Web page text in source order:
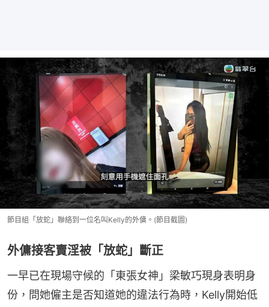
節目組「放蛇」聯絡到一位名叫Kelly的外傭。(節目截圖)
外傭接客賣淫被「放蛇」斷正
一早已在現場守候的「東張女神」梁敏巧現身表明身
份，問她僱主是否知道她的違法行為時，Kelly開始低